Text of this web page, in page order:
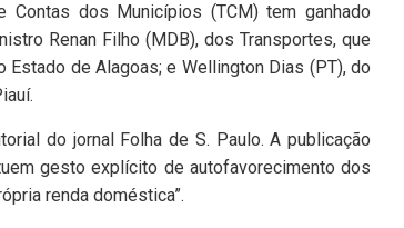
Contas dos Municípios (TCM) tem ganhado
Renan Filho (MDB), dos Transportes, que
Estado de Alagoas; e Wellington Dias (PT), do
do jornal Folha de S. Paulo. A publicação
gesto explícito de autofavorecimento dos
renda doméstica”.